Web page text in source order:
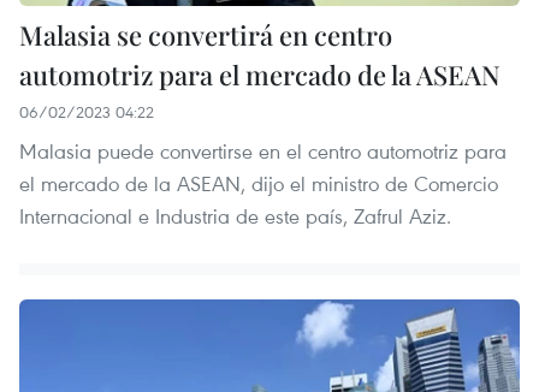
Malasia se convertirá en centro
automotriz para el mercado de la ASEAN
06/02/2023 04:22
Malasia puede convertirse en el centro automotriz para
el mercado de la ASEAN, dijo el ministro de Comercio
Internacional e Industria de este país, Zafrul Aziz.